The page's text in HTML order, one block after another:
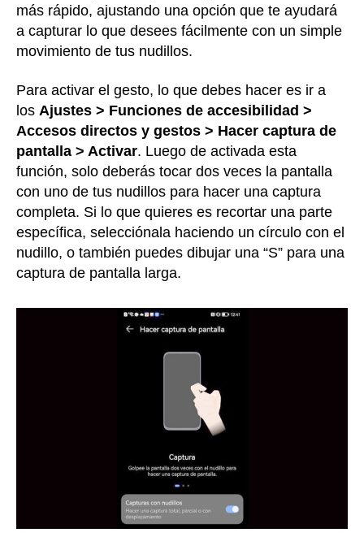
más rápido, ajustando una opción que te ayudará
a capturar lo que desees fácilmente con un simple
movimiento de tus nudillos.
Para activar el gesto, lo que debes hacer es ir a
los Ajustes > Funciones de accesibilidad >
Accesos directos y gestos > Hacer captura de
pantalla > Activar. Luego de activada esta
función, solo deberás tocar dos veces la pantalla
con uno de tus nudillos para hacer una captura
completa. Si lo que quieres es recortar una parte
específica, selecciónala haciendo un círculo con el
nudillo, o también puedes dibujar una “S” para una
captura de pantalla larga.